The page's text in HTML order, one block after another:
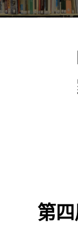
第